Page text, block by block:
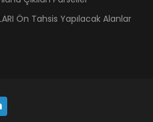
Ön Tahsis Yapılacak Alanlar